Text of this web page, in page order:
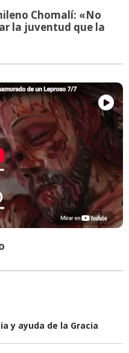
Chomalí: «No
la juventud que la
y ayuda de la Gracia